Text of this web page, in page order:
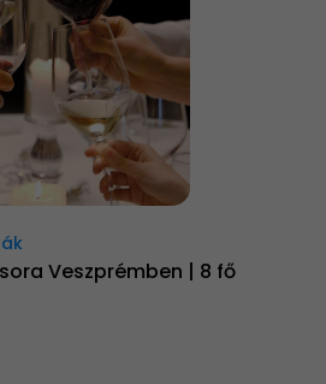
Veszprémben | 8 fő